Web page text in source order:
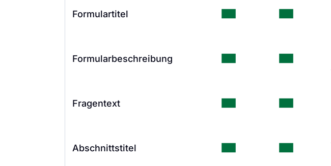
Formulartitel
Formularbeschreibung
Fragentext
Abschnittstitel